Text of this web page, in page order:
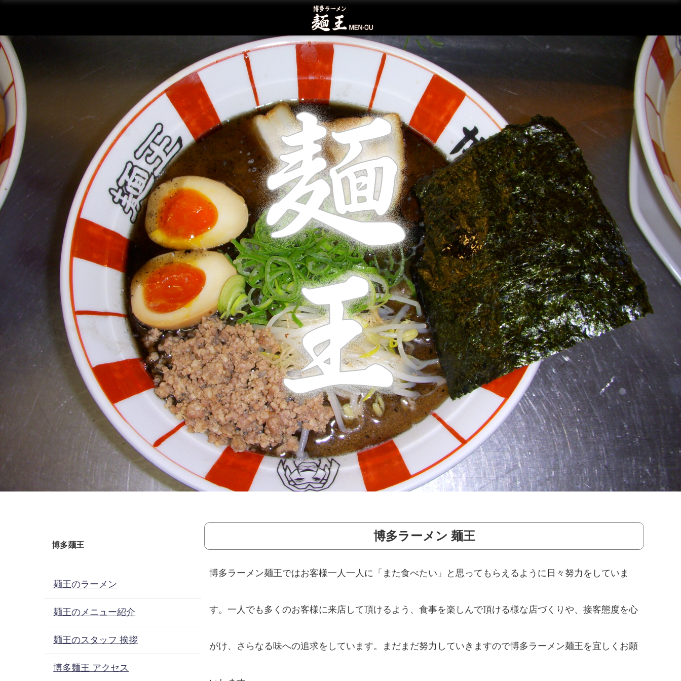
博多ラーメン 麺王
博多ラーメン麺王ではお客様一人一人に「また食べたい」と思ってもらえるように日々努力をしていま
す。一人でも多くのお客様に来店して頂けるよう、食事を楽しんで頂ける様な店づくりや、接客態度を心
がけ、さらなる味への追求をしています。まだまだ努力していきますので博多ラーメン麺王を宜しくお願
博多麺王
麺王のラーメン
麺王のメニュー紹介
麺王のスタッフ 挨拶
博多麺王 アクセス